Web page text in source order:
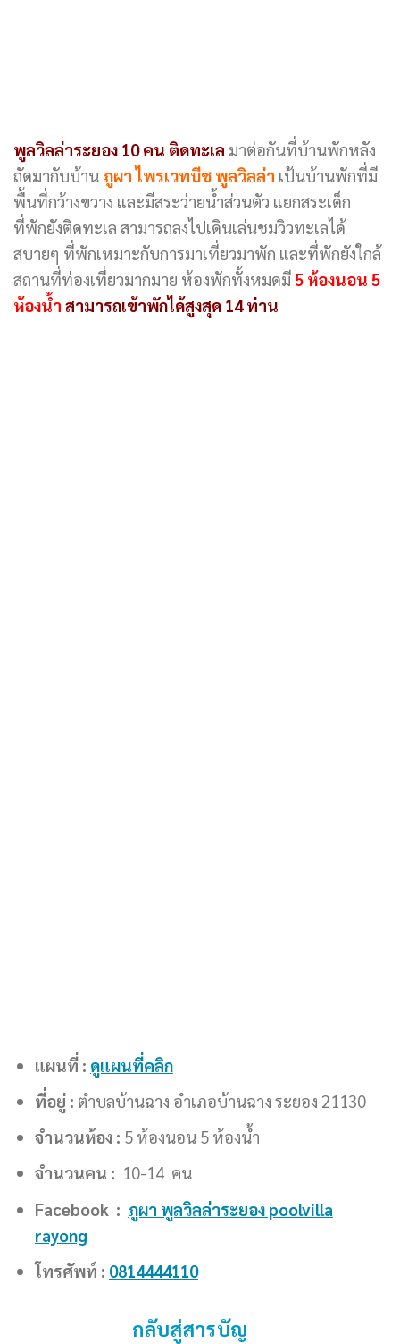
พูลวิลล่าระยอง 10 คน ติดทะเล มาต่อกันที่บ้านพักหลัง
ถัดมากับบ้าน ภูผา ไพรเวทบีช พูลวิลล่า เป้นบ้านพักที่มี
พื้นที่กว้างขวาง และมีสระว่ายน้ำส่วนตัว แยกสระเด็ก
ที่พักยังติดทะเล สามารถลงไปเดินเล่นชมวิวทะเลได้
สบายๆ ที่พักเหมาะกับการมาเที่ยวมาพัก และที่พักยังใกล้
สถานที่ท่องเที่ยวมากมาย ห้องพักทั้งหมดมี 5 ห้องนอน 5
ห้องน้ำ สามารถเข้าพักได้สูงสุด 14 ท่าน
แผนที่ : ดูแผนที่คลิก
ที่อยู่ : ตำบลบ้านฉาง อำเภอบ้านฉาง ระยอง 21130
จำนวนห้อง : 5 ห้องนอน 5 ห้องน้ำ
จำนวนคน : 10-14 คน
Facebook : ภูผา พูลวิลล่าระยอง poolvilla
rayong
โทรศัพท์ : 0814444110
กลับสู่สารบัญ